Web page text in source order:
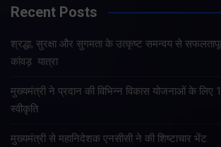
Recent Posts
श्रद्धा, सुरक्षा और सुगमता के उत्कृष्ट समन्वय से
कांवड़ यात्रा
मुख्यमंत्री ने प्रदान की विभिन्न विकास योजनाओं के लिए
स्वीकृति
मुख्यमंत्री से महानिदेशक एनसीसी ने की शिष्टाचार भेंट